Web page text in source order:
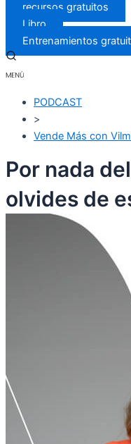
recursos gratuitos
Libro
Entrenamientos
PODCAST
>
Vende Más con
Por nada
olvides de